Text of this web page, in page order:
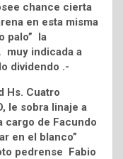
chance cierta
en esta misma
palo” la
muy indicada a
dividendo .-
Hs. Cuatro
le sobra linaje a
cargo de Facundo
en el blanco”
pedrense Fabio